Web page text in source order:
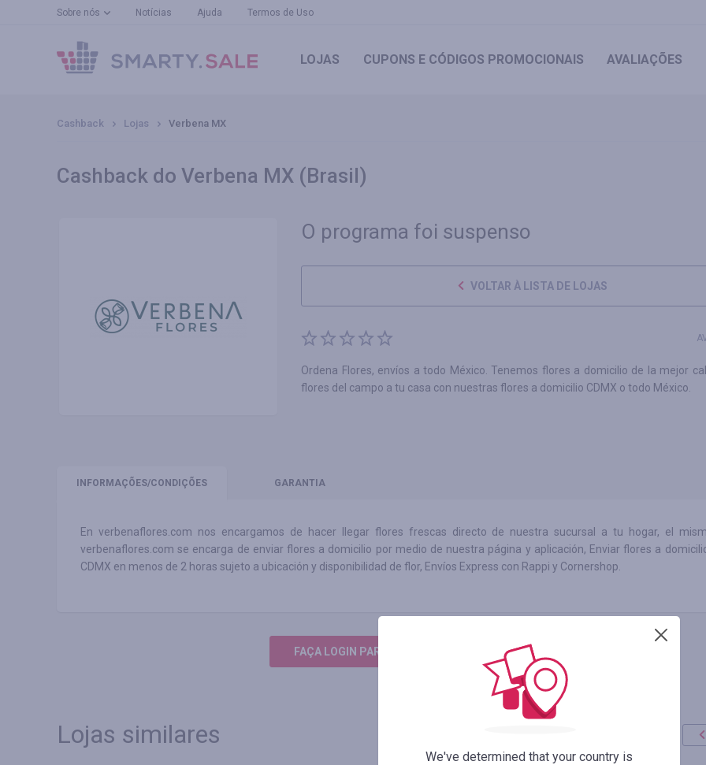
Sobre nós Notícias Ajuda Termos de Uso
LOJAS CUPONS E CÓDIGOS PROMOCIONAIS AVALIAÇÕES
Cashback Lojas Verbena MX
Cashback do Verbena MX (Brasil)
O programa foi suspenso
VOLTAR À LISTA DE LOJAS
Ordena Flores, envíos a todo México. Tenemos flores a domicilio de la mejor
flores del campo a tu casa con nuestras flores a domicilio CDMX o todo México.
INFORMAÇÕES/CONDIÇÕES GARANTIA
En verbenaflores.com nos encargamos de hacer llegar flores frescas directo de nuestra sucursal a tu hogar, el
verbenaflores.com se encarga de enviar flores a domicilio por medio de nuestra página y aplicación, Enviar flores a
CDMX en menos de 2 horas sujeto a ubicación y disponibilidad de flor, Envíos Express con Rappi y Cornershop.
FAÇA LOGIN PARA DEIXAR UM COMENTÁRIO
Lojas similares
We've determined that your country is